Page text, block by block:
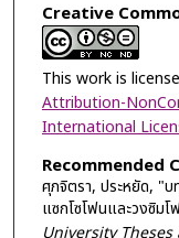
Creative
This work is
Attribution-
International
Recommended
ศุภจิตรา, ประหยัด, "
แซกโซโฟนและวงซิม
University